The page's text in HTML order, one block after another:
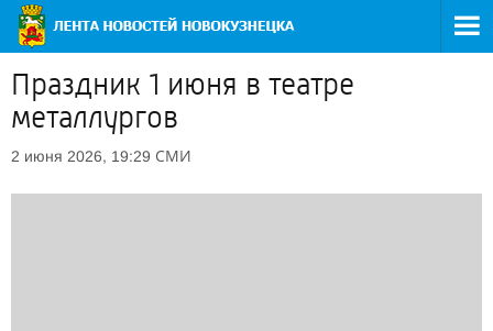
Праздник 1 июня в театре
металлургов
2 июня 2026, 19:29 СМИ